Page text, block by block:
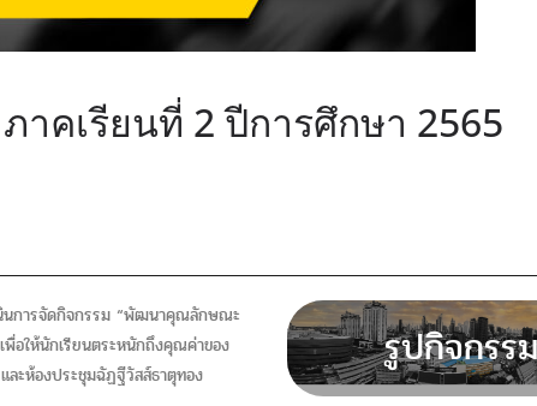
คเรียนที่ 2 ปีการศึกษา 2565
นการจัดกิจกรรม “พัฒนาคุณลักษณะ
อให้นักเรียนตระหนักถึงคุณค่าของ
ะห้องประชุมฉัฏฐีวัสส์ธาตุทอง